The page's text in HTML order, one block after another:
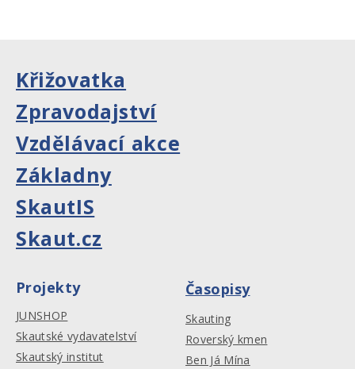
Křižovatka
Zpravodajství
Vzdělávací akce
Základny
SkautIS
Skaut.cz
Projekty
JUNSHOP
Skautské vydavatelství
Skautský institut
Časopisy
Skauting
Roverský kmen
Ben Já Mína